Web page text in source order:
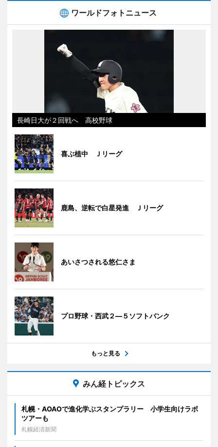
ワールドフォトニュース
長崎日大が２回戦へ 高校野球
喜ぶ植中 Ｊリーグ
鹿島、逆転で白星発進 Ｊリーグ
あいさつされる悠仁さま
プロ野球・西武２―５ソフトバンク
もっと見る
みん経トピックス
札幌・AOAOで進化学ぶスタンプラリー 小学生向けラボ
ツアーも
札幌経済新聞